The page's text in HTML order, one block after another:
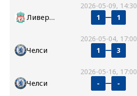
2026-05-09, 14:30
Ливерпуль 1 1
2026-05-04, 17:00
Челси 1 3
2026-05-16, 17:00
Челси - -